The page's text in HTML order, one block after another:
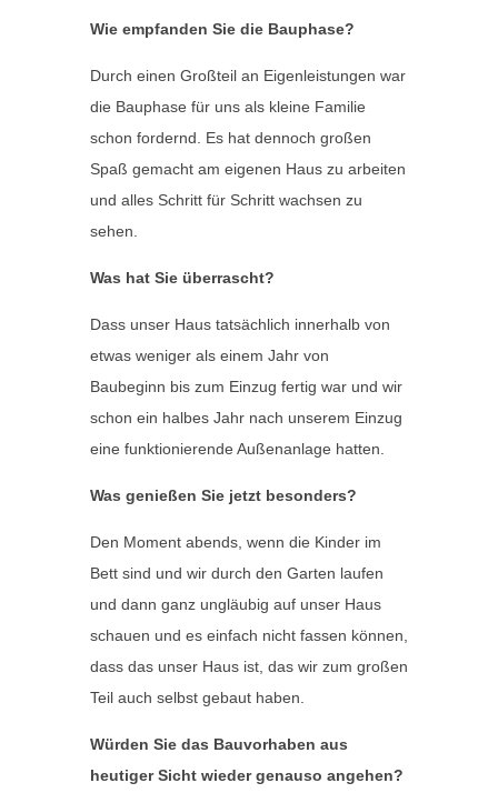
Wie empfanden Sie die Bauphase?
Durch einen Großteil an Eigenleistungen war
die Bauphase für uns als kleine Familie
schon fordernd. Es hat dennoch großen
Spaß gemacht am eigenen Haus zu arbeiten
und alles Schritt für Schritt wachsen zu
sehen.
Was hat Sie überrascht?
Dass unser Haus tatsächlich innerhalb von
etwas weniger als einem Jahr von
Baubeginn bis zum Einzug fertig war und wir
schon ein halbes Jahr nach unserem Einzug
eine funktionierende Außenanlage hatten.
Was genießen Sie jetzt besonders?
Den Moment abends, wenn die Kinder im
Bett sind und wir durch den Garten laufen
und dann ganz ungläubig auf unser Haus
schauen und es einfach nicht fassen können,
dass das unser Haus ist, das wir zum großen
Teil auch selbst gebaut haben.
Würden Sie das Bauvorhaben aus
heutiger Sicht wieder genauso angehen?